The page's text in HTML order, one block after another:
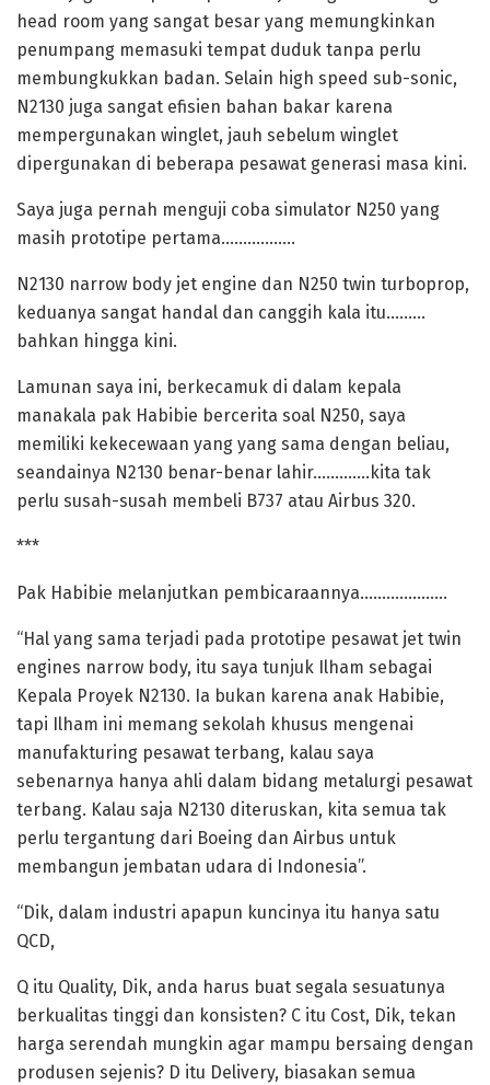
head room yang sangat besar yang memungkinkan
penumpang memasuki tempat duduk tanpa perlu
membungkukkan badan. Selain high speed sub-sonic,
N2130 juga sangat efisien bahan bakar karena
mempergunakan winglet, jauh sebelum winglet
dipergunakan di beberapa pesawat generasi masa kini.
Saya juga pernah menguji coba simulator N250 yang
masih prototipe pertama……………..
N2130 narrow body jet engine dan N250 twin turboprop,
keduanya sangat handal dan canggih kala itu………
bahkan hingga kini.
Lamunan saya ini, berkecamuk di dalam kepala
manakala pak Habibie bercerita soal N250, saya
memiliki kekecewaan yang yang sama dengan beliau,
seandainya N2130 benar-benar lahir………….kita tak
perlu susah-susah membeli B737 atau Airbus 320.
***
Pak Habibie melanjutkan pembicaraannya………………..
“Hal yang sama terjadi pada prototipe pesawat jet twin
engines narrow body, itu saya tunjuk Ilham sebagai
Kepala Proyek N2130. Ia bukan karena anak Habibie,
tapi Ilham ini memang sekolah khusus mengenai
manufakturing pesawat terbang, kalau saya
sebenarnya hanya ahli dalam bidang metalurgi pesawat
terbang. Kalau saja N2130 diteruskan, kita semua tak
perlu tergantung dari Boeing dan Airbus untuk
membangun jembatan udara di Indonesia”.
“Dik, dalam industri apapun kuncinya itu hanya satu
QCD,
Q itu Quality, Dik, anda harus buat segala sesuatunya
berkualitas tinggi dan konsisten? C itu Cost, Dik, tekan
harga serendah mungkin agar mampu bersaing dengan
produsen sejenis? D itu Delivery, biasakan semua